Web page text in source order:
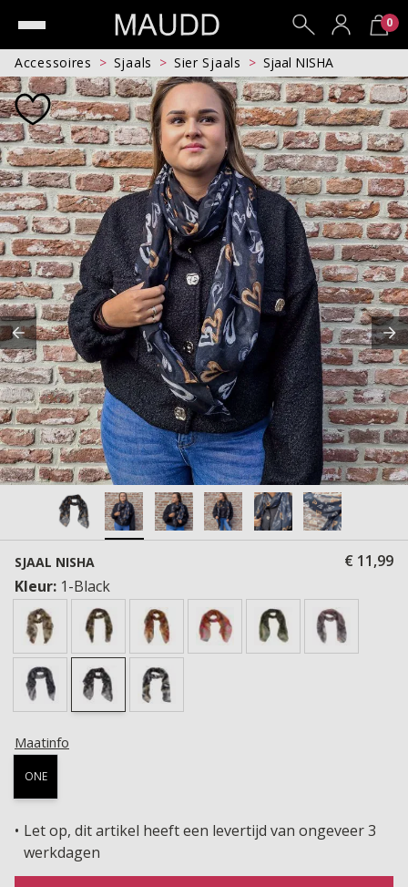
0
Accessoires Sjaals Sier Sjaals Sjaal NISHA
SJAAL NISHA
€ 11,99
Kleur: 1-Black
Maatinfo
ONE
Let op, dit artikel heeft een levertijd van ongeveer 3
werkdagen